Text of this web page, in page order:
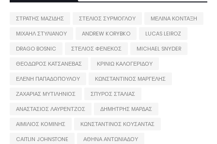
ΣΤΡΑΤΗΣ ΜΑΖΙΔΗΣ ΣΤΕΛΙΟΣ ΣΥΡΜΟΓΛΟΥ
ΜΕΛΙΝΑ ΚΟΝΤΑΞΗ
ΜΙΧΑΗΛ ΣΤΥΛΙΑΝΟΥ
ANDREW KORYBKO
LUCAS LEIROZ
DRAGO BOSNIC
ΣΤΕΛΙΟΣ ΦΕΝΕΚΟΣ
MICHAEL SNYDER
ΘΕΟΔΩΡΟΣ ΚΑΤΣΑΝΕΒΑΣ
ΚΡΙΝΙΩ ΚΑΛΟΓΕΡΙΔΟΥ
ΕΛΕΝΗ ΠΑΠΑΔΟΠΟΥΛΟΥ
ΚΩΝΣΤΑΝΤΙΝΟΣ ΜΑΡΓΕΛΗΣ
ΖΑΧΑΡΙΑΣ ΜΥΤΙΛΗΝΙΟΣ
ΣΠΥΡΟΣ ΣΤΑΛΙΑΣ
ΑΝΑΣΤΑΣΙΟΣ ΛΑΥΡΕΝΤΖΟΣ
ΔΗΜΗΤΡΗΣ ΜΑΡΔΑΣ
ΑΙΜΙΛΙΟΣ ΚΟΜΙΝΗΣ
ΚΩΝΣΤΑΝΤΙΝΟΣ ΚΟΥΣΑΝΤΑΣ
CAITLIN JOHNSTONE
ΑΘΗΝΑ ΑΝΤΩΝΙΑΔΟΥ